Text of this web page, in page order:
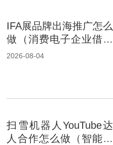
IFA展品牌出海推广怎么
做（消费电子企业借助
展会出海）
2026-08-04
扫雪机器人YouTube达
人合作怎么做（智能家